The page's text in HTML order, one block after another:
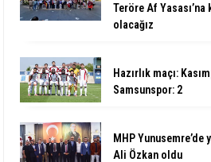
Teröre Af Yasası’na
olacağız
Hazırlık maçı:
Samsunspor: 2
MHP Yunusemre’de
Ali Özkan oldu